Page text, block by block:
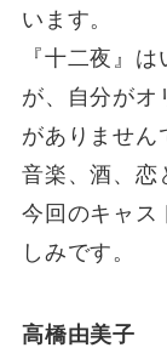
います。
『十二夜』
が、自分がオ
がありません
音楽、酒、恋
今回のキャス
しみです。
高橋由美子